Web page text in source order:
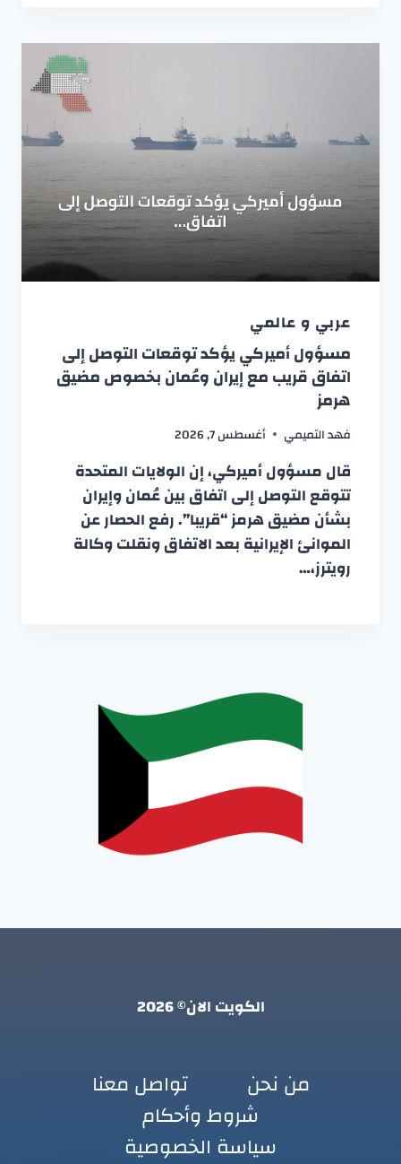
عربي و عالمي
مسؤول أميركي يؤكد توقعات التوصل إلى
اتفاق قريب مع إيران وعُمان بخصوص مضيق
هرمز
فهد التميمي أغسطس 7, 2026
قال مسؤول أميركي، إن الولايات المتحدة
تتوقع التوصل إلى اتفاق بين عُمان وإيران
بشأن مضيق هرمز “قريبا”. رفع الحصار عن
الموانئ الإيرانية بعد الاتفاق ونقلت وكالة
رويترز،…
الكويت الان© 2026
من نحن
تواصل معنا
شروط وأحكام
سياسة الخصوصية